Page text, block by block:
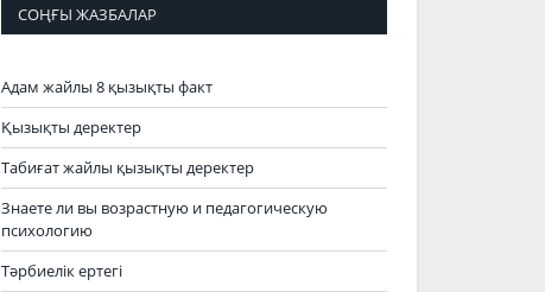
СОҢҒЫ ЖАЗБАЛАР
Адам жайлы 8 қызықты факт
Қызықты деректер
Табиғат жайлы қызықты деректер
Знаете ли вы возрастную и педагогическую
психологию
Тәрбиелік ертегі